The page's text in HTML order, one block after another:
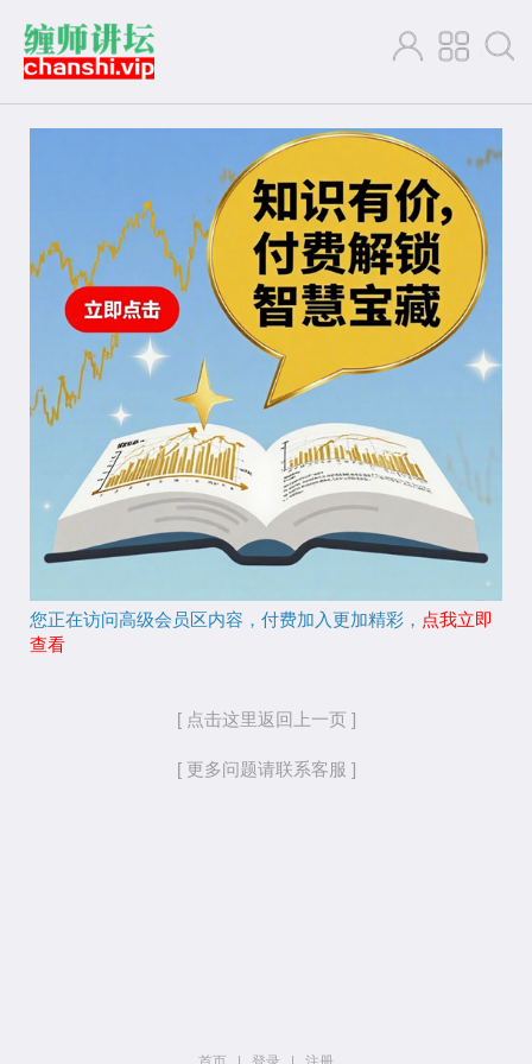
您正在访问高级会员区内容，付费加入更加精彩， 点我立即
查看
[ 点击这里返回上一页 ]
[ 更多问题请联系客服 ]